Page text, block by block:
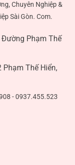
Chuyên Nghiệp &
Sài Gòn. Com.
Phạm Thế
Thế Hiển,
- 0937.455.523